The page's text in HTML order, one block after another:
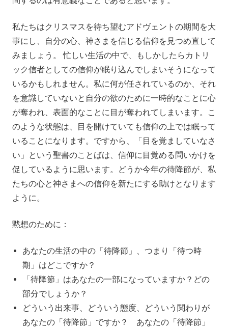
私たちはクリスマスを待ち望むアドヴェントの期間を大
事にし、自分の心、神さまを信じる信仰を見つめ直して
みましょう。 忙しい生活の中で、もしかしたらカトリ
ック信者としての信仰が眠り込んでしまいそうになって
いるかもしれません。私に何が任されているのか、それ
を意識していないと自分の欲のために一時的なことに心
が奪われ、表面的なことに目が奪われてしまいます。こ
のような状態は、目を開けていても信仰の上では眠って
いることになります。ですから、「目を覚ましていなさ
い」という聖書のことばは、信仰に目覚める問いかけを
促しているように思います。どうか今年の待降節が、私
たちの心と神さまへの信仰を新たにする助けとなります
ように。
黙想のために：
あなたの生活の中の「待降節」、つまり「待つ時
期」はどこですか？
「待降節」はあなたの一部になっていますか？どの
部分でしょうか？
どういう出来事、どういう態度、どういう関わりが
あなたの「待降節」ですか？ あなたの「待降節」